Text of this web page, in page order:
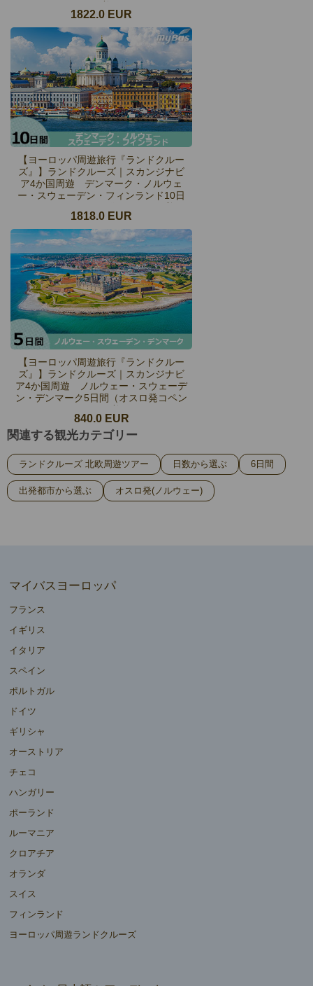
1822.0 EUR
【ヨーロッパ周遊旅行『ランドクルー
ズ』】ランドクルーズ｜スカンジナビ
ア4か国周遊 デンマーク・ノルウェ
ー・スウェーデン・フィンランド10日
1818.0 EUR
【ヨーロッパ周遊旅行『ランドクルー
ズ』】ランドクルーズ｜スカンジナビ
ア4か国周遊 ノルウェー・スウェーデ
ン・デンマーク5日間（オスロ発コペン
840.0 EUR
関連する観光カテゴリー
ランドクルーズ 北欧周遊ツアー 日数から選ぶ 6日間
出発都市から選ぶ オスロ発(ノルウェー)
マイバスヨーロッパ
フランス
イギリス
イタリア
スペイン
ポルトガル
ドイツ
ギリシャ
オーストリア
チェコ
ハンガリー
ポーランド
ルーマニア
クロアチア
オランダ
スイス
フィンランド
ヨーロッパ周遊ランドクルーズ